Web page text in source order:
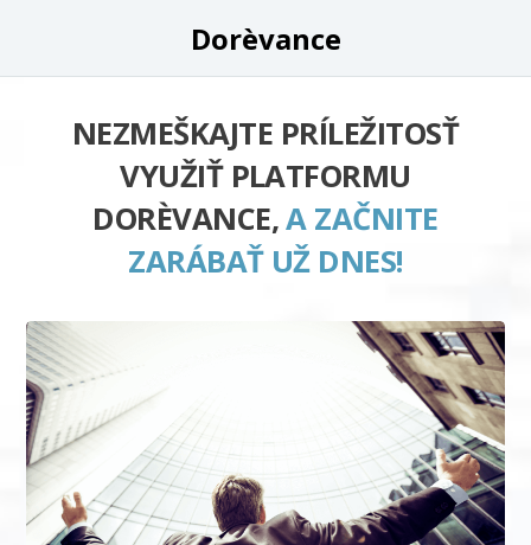
Dorèvance
NEZMEŠKAJTE PRÍLEŽITOSŤ
VYUŽIŤ PLATFORMU
DORÈVANCE,A ZAČNITE
ZARÁBAŤ UŽ DNES!